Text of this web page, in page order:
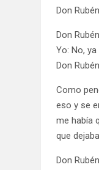
Don
Don
Yo: No,
Don
Como
eso y se
me había
que
Don